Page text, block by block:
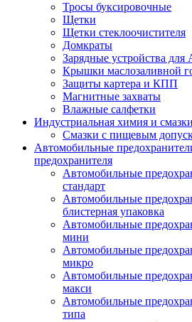
Тросы буксировочные
Щетки
Щетки стеклоочистителя
Домкраты
Зарядные устройства
Крышки маслозаливной
Защиты картера и КПП
Магнитные захваты
Влажные салфетки
Индустриальная химия и
Смазки с пищевым
Автомобильные
предохранителя
Автомобильные
стандарт
Автомобильные
блистерная упаковка
Автомобильные
мини
Автомобильные
микро
Автомобильные
макси
Автомобильные
типа